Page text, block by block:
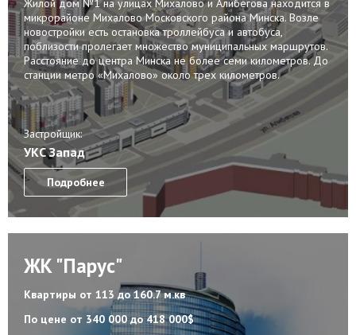
Жилой дом №1 на улицах Михалово и Алибегова находится в
микрорайоне Михалово Московского района Минска. Возле
новостройки есть остановка троллейбуса и автобуса,
поблизости пролегает множество муниципальных маршрутов.
Расстояние до центра Минска не более семи километров. До
станции метро «Михалово» около трех километров.
Застройщик:
УКС Запад
Подробнее
ЖК "Парус"
Квартиры от 113 до 160.7 м.кв
По цене от 340 000 до 418 000$